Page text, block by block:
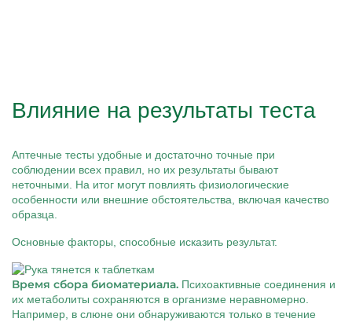
Влияние на результаты теста
Аптечные тесты удобные и достаточно точные при
соблюдении всех правил, но их результаты бывают
неточными. На итог могут повлиять физиологические
особенности или внешние обстоятельства, включая качество
образца.
Основные факторы, способные исказить результат.
Время сбора биоматериала. Психоактивные соединения и
их метаболиты сохраняются в организме неравномерно.
Например, в слюне они обнаруживаются только в течение